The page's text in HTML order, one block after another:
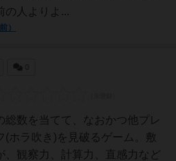
の人よりよ...
）
総数を当てて、なおかつ他プレ
(ホラ吹き)を見破るゲーム。敷
、観察力、計算力、直感力など